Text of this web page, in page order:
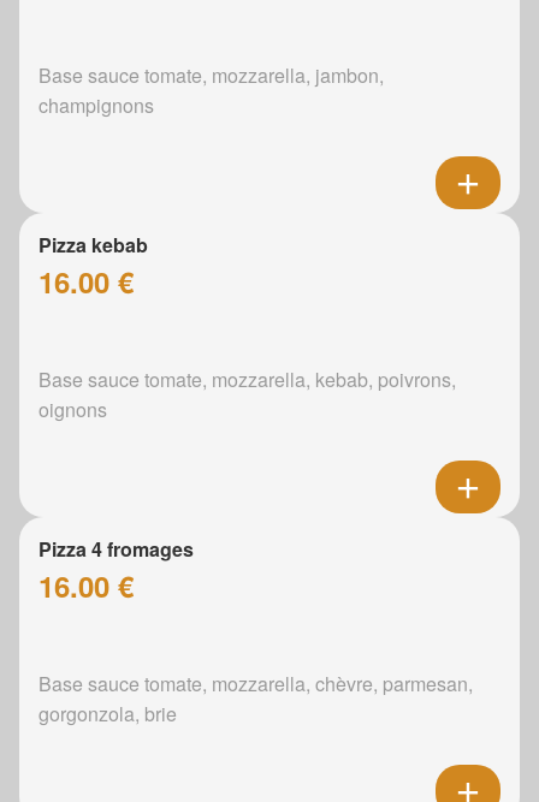
Base sauce tomate, mozzarella, jambon,
champignons
Pizza kebab
16.00 €
Base sauce tomate, mozzarella, kebab, poivrons,
oignons
Pizza 4 fromages
16.00 €
Base sauce tomate, mozzarella, chèvre, parmesan,
gorgonzola, brie